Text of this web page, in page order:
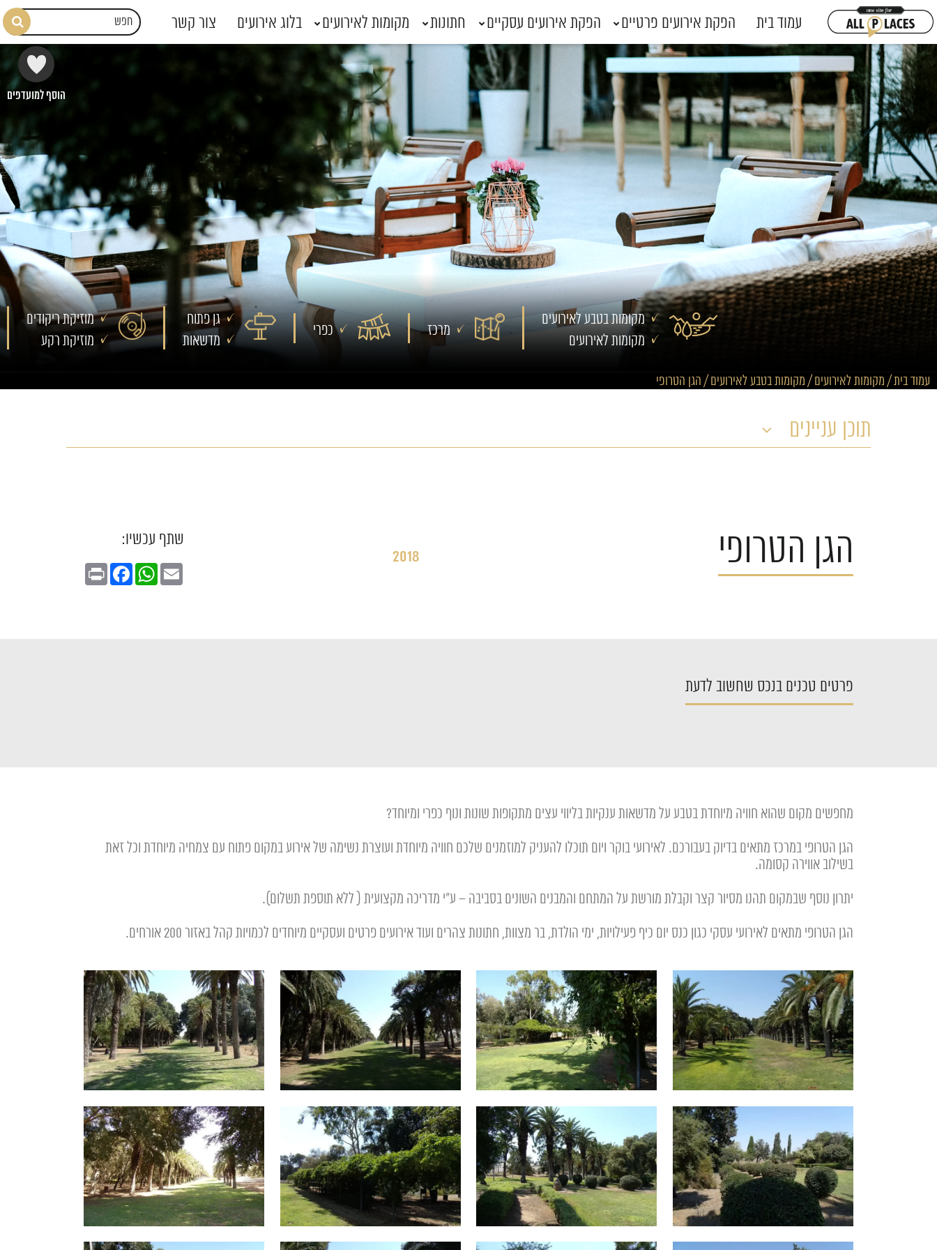
עמוד בית הפקת אירועים פרטיים הפקת אירועים עסקיים חתונות מקומות לאירועים בלוג אירועים צור קשר
מקומות בטבע לאירועים
מקומות לאירועים
מרכז כפרי
גן פתוח
מדשאות
מוזיקת ריקודים
מוזיקת רקע
הוסף למועדפים
עמוד בית/מקומות לאירועים/מקומות בטבע לאירועים/הגן הטרופי
תוכן עניינים
הגן הטרופי 2018
שתף עכשיו:
Print
FacebookWhatsAppEmail
פרטים טכנים בנכס שחשוב לדעת
מחפשים מקום שהוא חוויה מיוחדת בטבע על מדשאות ענקיות בליווי עצים מתקופות שונות ונוף כפרי ומיוחד?
הגן הטרופי במרכז מתאים בדיוק בעבורכם. לאירועי בוקר ויום תוכלו להעניק למוזמנים שלכם חוויה מיוחדת ועוצרת נשימה של אירוע במקום פתוח עם צמחיה מיוחדת וכל זאת
בשילוב אווירה קסומה.
יתרון נוסף שבמקום תהנו מסיור קצר וקבלת מורשת על המתחם והמבנים השונים בסביבה – ע"י מדריכה מקצועית ( ללא תוספת תשלום).
הגן הטרופי מתאים לאירועי עסקי כגון כנס יום כיף פעילויות, ימי הולדת, בר מצוות, חתונות צהרים ועוד אירועים פרטים ועסקיים מיוחדים לכמויות קהל באזור 200 אורחים.